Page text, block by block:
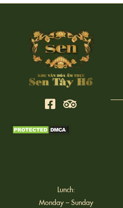
Lunch:
Monday – Sunday